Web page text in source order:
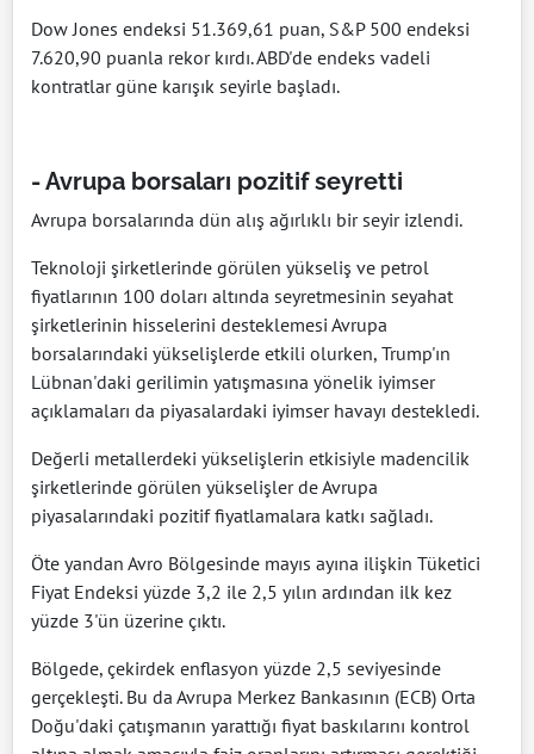
Dow Jones endeksi 51.369,61 puan, S&P 500 endeksi
7.620,90 puanla rekor kırdı. ABD'de endeks vadeli
kontratlar güne karışık seyirle başladı.
- Avrupa borsaları pozitif seyretti
Avrupa borsalarında dün alış ağırlıklı bir seyir izlendi.
Teknoloji şirketlerinde görülen yükseliş ve petrol
fiyatlarının 100 doları altında seyretmesinin seyahat
şirketlerinin hisselerini desteklemesi Avrupa
borsalarındaki yükselişlerde etkili olurken, Trump'ın
Lübnan'daki gerilimin yatışmasına yönelik iyimser
açıklamaları da piyasalardaki iyimser havayı destekledi.
Değerli metallerdeki yükselişlerin etkisiyle madencilik
şirketlerinde görülen yükselişler de Avrupa
piyasalarındaki pozitif fiyatlamalara katkı sağladı.
Öte yandan Avro Bölgesinde mayıs ayına ilişkin Tüketici
Fiyat Endeksi yüzde 3,2 ile 2,5 yılın ardından ilk kez
yüzde 3'ün üzerine çıktı.
Bölgede, çekirdek enflasyon yüzde 2,5 seviyesinde
gerçekleşti. Bu da Avrupa Merkez Bankasının (ECB) Orta
Doğu'daki çatışmanın yarattığı fiyat baskılarını kontrol